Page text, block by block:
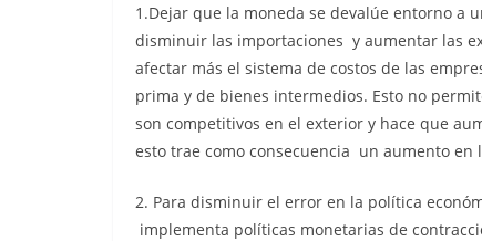
1.Dejar que la moneda se devalúe entorno a
disminuir las importaciones y aumentar las
afectar más el sistema de costos de las
prima y de bienes intermedios. Esto no
son competitivos en el exterior y hace que
esto trae como consecuencia un aumento en
2. Para disminuir el error en la política
implementa políticas monetarias de